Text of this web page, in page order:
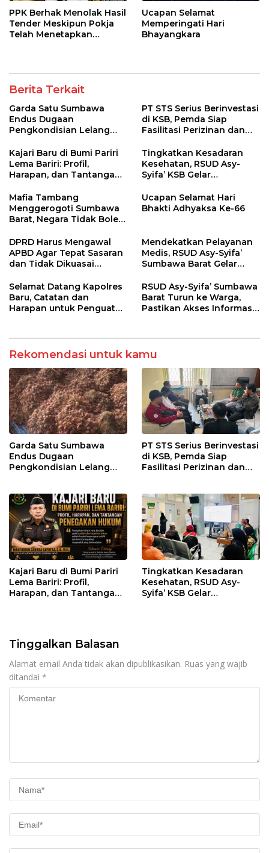
PPK Berhak Menolak Hasil
Tender Meskipun Pokja
Telah Menetapkan
Ucapan Selamat
Memperingati Hari
Bhayangkara
Berita Terkait
Garda Satu Sumbawa
Endus Dugaan
Pengkondisian Lelang
Benih Bawang Merah
senilai Rp 7,5 Miliar
PT STS Serius Berinvestasi
di KSB, Pemda Siap
Fasilitasi Perizinan dan
Regulasi
Kajari Baru di Bumi Pariri
Lema Bariri: Profil,
Harapan, dan Tantangan
Tingkatkan Kesadaran
Kesehatan, RSUD Asy-
Syifa’ KSB Gelar
Melitus pada Lansia
Mafia Tambang
Menggerogoti Sumbawa
Barat, Negara Tidak Boleh
hingga WNA
Ucapan Selamat Hari
Bhakti Adhyaksa Ke-66
DPRD Harus Mengawal
APBD Agar Tepat Sasaran
dan Tidak Dikuasai
Tertentu
Mendekatkan Pelayanan
Medis, RSUD Asy-Syifa’
Sumbawa Barat Gelar
Kesehatan di Taliwang
Selamat Datang Kapolres
Baru, Catatan dan
Harapan untuk Penguatan
RSUD Asy-Syifa’ Sumbawa
Barat Turun ke Warga,
Pastikan Akses Informasi
Rekomendasi untuk kamu
Garda Satu Sumbawa
Endus Dugaan
Pengkondisian Lelang
senilai Rp 7,5 Miliar
PT STS Serius Berinvestasi
di KSB, Pemda Siap
Fasilitasi Perizinan dan
Kajari Baru di Bumi Pariri
Lema Bariri: Profil,
Harapan, dan Tantangan
Tingkatkan Kesadaran
Kesehatan, RSUD Asy-
Syifa’ KSB Gelar
Tinggalkan Balasan
Alamat email Anda tidak akan dipublikasikan. Ruas yang wajib
ditandai *